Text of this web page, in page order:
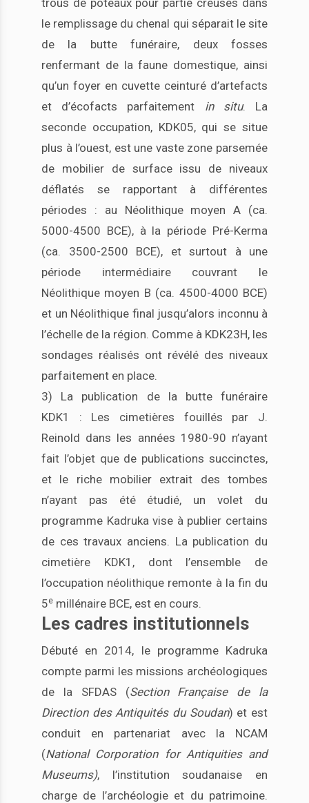
trous de poteaux pour partie creusés dans
le remplissage du chenal qui séparait le site
de la butte funéraire, deux fosses
renfermant de la faune domestique, ainsi
qu’un foyer en cuvette ceinturé d’artefacts
et d’écofacts parfaitement in situ. La
seconde occupation, KDK05, qui se situe
plus à l’ouest, est une vaste zone parsemée
de mobilier de surface issu de niveaux
déflatés se rapportant à différentes
périodes : au Néolithique moyen A (ca.
5000-4500 BCE), à la période Pré-Kerma
(ca. 3500-2500 BCE), et surtout à une
période intermédiaire couvrant le
Néolithique moyen B (ca. 4500-4000 BCE)
et un Néolithique final jusqu’alors inconnu à
l’échelle de la région. Comme à KDK23H, les
sondages réalisés ont révélé des niveaux
parfaitement en place.
3) La publication de la butte funéraire
KDK1 : Les cimetières fouillés par J.
Reinold dans les années 1980-90 n’ayant
fait l’objet que de publications succinctes,
et le riche mobilier extrait des tombes
n’ayant pas été étudié, un volet du
programme Kadruka vise à publier certains
de ces travaux anciens. La publication du
cimetière KDK1, dont l’ensemble de
l’occupation néolithique remonte à la fin du
5e millénaire BCE, est en cours.
Les cadres institutionnels
Débuté en 2014, le programme Kadruka
compte parmi les missions archéologiques
de la SFDAS (Section Française de la
Direction des Antiquités du Soudan) et est
conduit en partenariat avec la NCAM
(National Corporation for Antiquities and
Museums), l’institution soudanaise en
charge de l’archéologie et du patrimoine.